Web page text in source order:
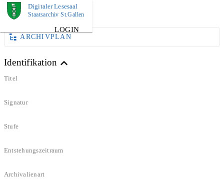
Digitaler Lesesaal
Staatsarchiv St.Gallen
LOGIN
DOKUMENT
ARCHIVPLAN
Identifikation
Titel
Signatur
Stufe
Entstehungszeitraum
Archivalienart